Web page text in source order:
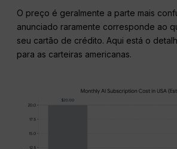
O preço é geralmente a parte mais
anunciado raramente corresponde ao
seu cartão de crédito. Aqui está o
para as carteiras americanas.